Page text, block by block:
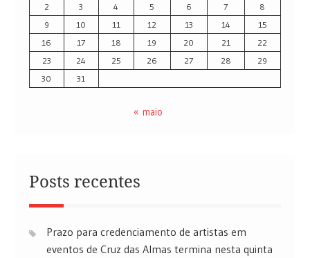
2
3 4 5 6 7
8
9
10 11 12 13 14
15
16
17 18 19 20 21
22
23
24 25 26 27 28
29
30
31
« maio
Posts recentes
Prazo para credenciamento de artistas em
eventos de Cruz das Almas termina nesta quinta